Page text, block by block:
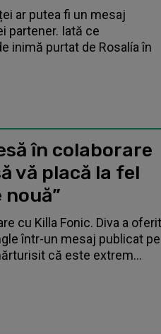
ar putea fi un mesaj
partener. Iată ce
inimă purtat de Rosalía în
în colaborare
vă placă la fel
cu Killa Fonic. Diva a oferit
într-un mesaj publicat pe
că este extrem...